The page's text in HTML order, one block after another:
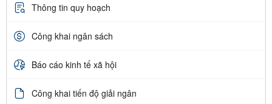
Thông tin quy hoạch
Công khai ngân sách
Báo cáo kinh tế xã hội
Công khai tiến độ giải ngân